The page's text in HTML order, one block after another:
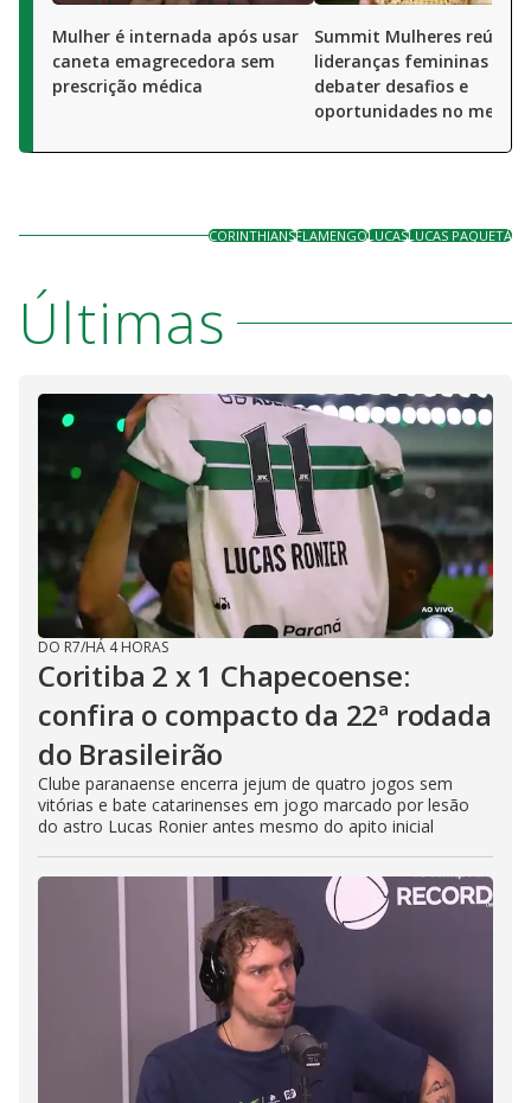
Mulher é internada após usar
caneta emagrecedora sem
prescrição médica
Summit Mulheres reúne
lideranças femininas para
debater desafios e
oportunidades no
CORINTHIANSFLAMENGOLUCASLUCAS PAQUETÁ
Últimas
DO R7/HÁ 4 HORAS
Coritiba 2 x 1 Chapecoense:
confira o compacto da 22ª rodada
do Brasileirão
Clube paranaense encerra jejum de quatro jogos sem
vitórias e bate catarinenses em jogo marcado por lesão
do astro Lucas Ronier antes mesmo do apito inicial